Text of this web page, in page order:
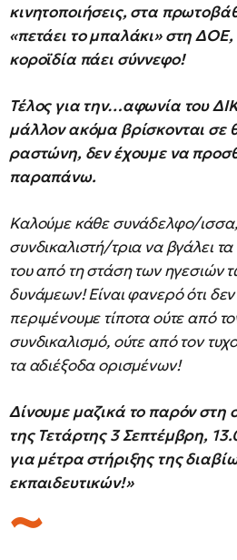
κινητοποιήσεις, στα
«πετάει το μπαλάκι» στη
κοροϊδία πάει σύννεφο!
Τέλος για την…αφωνία του
μάλλον ακόμα βρίσκονται σε
ραστώνη, δεν έχουμε να
παραπάνω.
Καλούμε κάθε συνάδελφο/
συνδικαλιστή/τρια να βγάλει
του από τη στάση των ηγεσιών
δυνάμεων! Είναι φανερό ότι
περιμένουμε τίποτα ούτε από
συνδικαλισμό, ούτε από τον
τα αδιέξοδα ορισμένων!
Δίνουμε μαζικά το παρόν στη
της Τετάρτης 3 Σεπτέμβρη,
για μέτρα στήριξης της
εκπαιδευτικών!»